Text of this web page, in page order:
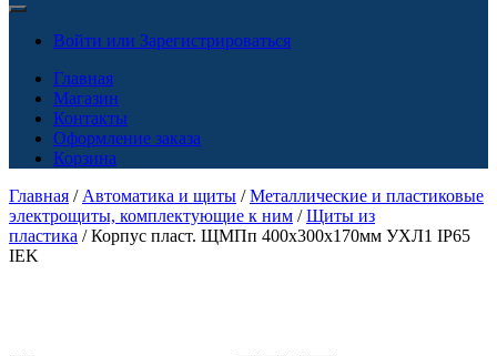
Войти или Зарегистрироваться
Главная
Магазин
Контакты
Оформление заказа
Корзина
Главная / Автоматика и щиты /Металлические и пластиковые
электрощиты, комплектующие к ним /Щиты из
пластика / Корпус пласт. ЩМПп 400х300х170мм УХЛ1 IP65
IEK